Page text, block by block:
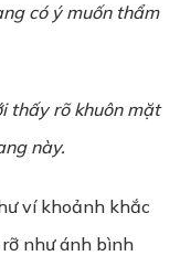
có ý muốn thẩm
thấy rõ khuôn mặt
này.
ví khoảnh khắc
rỡ như ánh bình